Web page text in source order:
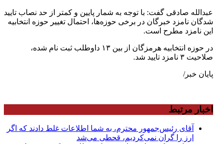
عبدالله صادقی گفت: با توجه به شمار پایین و کمتر از حد نصاب تایید
شدگان نامزد خبرگان در برخی حوزه‌ها، احتمال تغییر حوزه انتخابیه
این نامزد مطرح است.
در حوزه انتخابیه هرمزگان از بین ۱۳ داوطلب ثبت نام شده،
صلاحیت ۳ نامزد تایید شد.
پایان خبر/
اخبار مرتبط
آقای رئیس‌جمهور محترم، به شما اطلاعات غلط دادند که اگر
ارز را گران نمی‌کردیم، قحطی می‌شد